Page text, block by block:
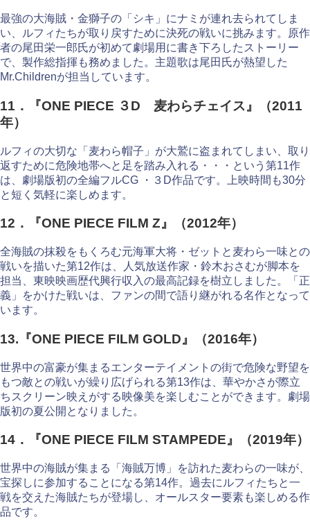
最強の大海賊・金獅子の「シキ」にナミが連れ去られてしま
い、ルフィたちが取り戻すために決死の戦いに挑みます。原作
者の尾田栄一郎氏が初めて劇場用に書き下ろしたストーリー
で、製作総指揮も務めました。主題歌は尾田氏が熱望した
Mr.Childrenが担当しています。
11．『ONE PIECE ３D 麦わらチェイス』（2011
年）
ルフィの大切な「麦わら帽子」が大鷲に盗まれてしまい、取り
返すために危険地帯へと足を踏み入れる・・・という第11作
は、劇場版初の全編フルCG ・３D作品です。上映時間も30分
と短く気軽に楽しめます。
12．『ONE PIECE FILM Z』（2012年）
全海賊の抹殺をもくろむ元海軍大将・ゼットと麦わら一味との
戦いを描いた第12作は、人気放送作家・鈴木おさむが脚本を
担当、東映映画歴代興行収入の最高記録を樹立しました。「正
義」をかけた戦いは、ファンの間で語り継がれる名作となって
います。
13.『ONE PIECE FILM GOLD』（2016年）
世界中の富豪が集まるエンターテイメントの街で危険な野望を
もつ敵との戦いが繰り広げられる第13作は、華やかさが際立
ちスクリーン映えがする映像美を楽しむことができます。劇場
版初の夏公開となりました。
14．『ONE PIECE FILM STAMPEDE』（2019年）
世界中の海賊が集まる「海賊万博」を訪れた麦わらの一味が、
宝探しに参加することになる第14作。過去にルフィたちと一
戦を交えた海賊たちが登場し、オールスター要素も楽しめる作
品です。